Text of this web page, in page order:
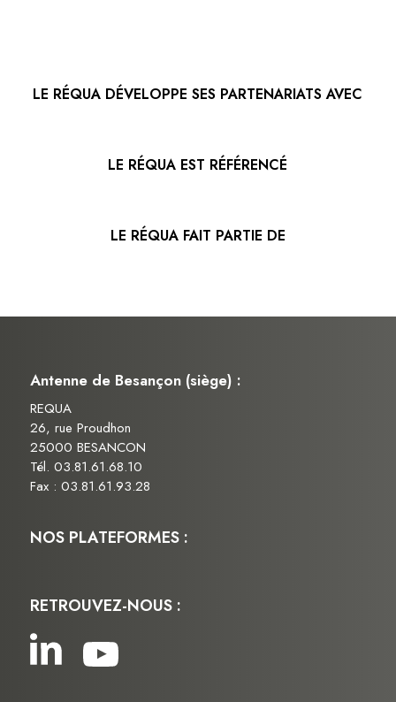
LE RÉQUA DÉVELOPPE SES PARTENARIATS AVEC
LE RÉQUA EST RÉFÉRENCÉ
LE RÉQUA FAIT PARTIE DE
Antenne de Besançon (siège) :
REQUA
26, rue Proudhon
25000 BESANCON
Tél. 03.81.61.68.10
Fax : 03.81.61.93.28
NOS PLATEFORMES :
RETROUVEZ-NOUS :